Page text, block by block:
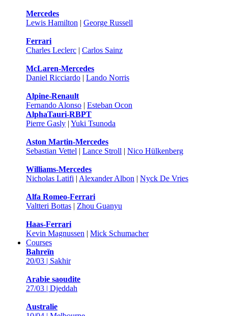
Mercedes
Lewis Hamilton | George Russell
Ferrari
Charles Leclerc | Carlos Sainz
McLaren-Mercedes
Daniel Ricciardo | Lando Norris
Alpine-Renault
Fernando Alonso | Esteban Ocon
AlphaTauri-RBPT
Pierre Gasly | Yuki Tsunoda
Aston Martin-Mercedes
Sebastian Vettel | Lance Stroll | Nico Hülkenberg
Williams-Mercedes
Nicholas Latifi | Alexander Albon | Nyck De Vries
Alfa Romeo-Ferrari
Valtteri Bottas | Zhou Guanyu
Haas-Ferrari
Kevin Magnussen | Mick Schumacher
Courses
Bahreïn
20/03 | Sakhir
Arabie saoudite
27/03 | Djeddah
Australie